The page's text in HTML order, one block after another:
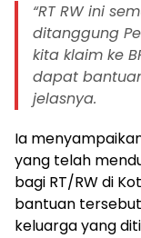
“RT RW ini
ditanggung
kita klaim ke
dapat
jelasnya.
Ia
yang telah
bagi RT/RW di
bantuan
keluarga yang